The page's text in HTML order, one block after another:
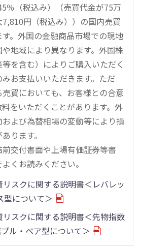
％（税込み）（売買代金が75万
円（税込み））の国内売買
。外国の金融商品市場での現地
地域により異なります。外国株
を含む）によりご購入いただく
お支払いいただきます。ただ
買においても、お客様との合意
をいただくことがあります。外
よび為替相場の変動等により損
ります。
交付書面や上場有価証券等書
くお読みください。
スクに関する説明書＜レバレッ
型について＞
リスクに関する説明書＜先物指数
ル・ベア型について＞